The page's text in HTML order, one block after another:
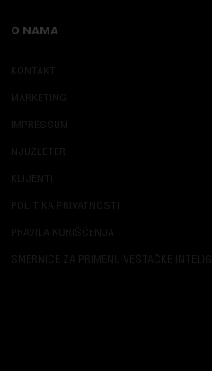
O NAMA
KONTAKT
MARKETING
IMPRESSUM
NJUZLETER
KLIJENTI
POLITIKA PRIVATNOSTI
PRAVILA KORIŠĆENJA
SMERNICE ZA PRIMENU VEŠTAČKE